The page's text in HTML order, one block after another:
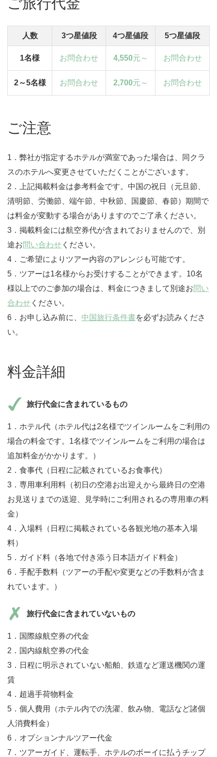
人数 3つ星値段 4つ星値段 5つ星値段
1名様 お問合わせ 4,550元～ お問合わせ
2～5名様 お問合わせ 2,700元～ お問合わせ
ご注意
1．弊社が指定するホテルが満室であった場合は、同クラ
スのホテルへ変更させていただくことがございます。
2．上記掲載料金は参考料金です。中国の祝日（元旦節、
清明節、労働節、端午節、中秋節、国慶節、春節）期間で
は料金が変動する場合がありますのでご了承ください。
3．掲載料金には航空券代が含まれておりませんので、別
途お問い合わせ ください。
4．ご希望によりツアー内容のアレンジも可能です。
5．ツアーは1名様からお受けすることができます。10名
様以上でのご参加の場合は、料金につきまして別途お問い
合わせ ください。
6．お申し込み前に、 中国旅行条件書を必ずお読みくださ
い。
料金詳細
旅行代金に含まれているもの
1．ホテル代（ホテル代は2名様でツインルームをご利用の
場合の料金です。1名様でツインルームをご利用の場合は
追加料金がかかります。）
2．食事代（日程に記載されているお食事代）
3．専用車利用料（初日の空港お出迎えから最終日の空港
お見送りまでの送迎、見学時にご利用されるの専用車の料
金）
4．入場料（日程に掲載されている各観光地の基本入場
料）
5．ガイド料（各地で付き添う日本語ガイド料金）
6．手配手数料（ツアーの手配や変更などの手数料が含ま
れています。）
旅行代金に含まれていないもの
1．国際線航空券の代金
2．国内線航空券の代金
3．日程に明示されていない船舶、鉄道など運送機関の運
賃
4．超過手荷物料金
5．個人費用（ホテル内での洗濯、飲み物、電話など諸個
人消費料金）
6．オプションナルツアー代金
7．ツアーガイド、運転手、ホテルのボーイに払うチップ